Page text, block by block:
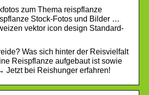
zum Thema reispflanze
Stock-Fotos und Bilder …
vektor icon design Standard-
Was sich hinter der Reisvielfalt
Reispflanze aufgebaut ist sowie
Jetzt bei Reishunger erfahren!